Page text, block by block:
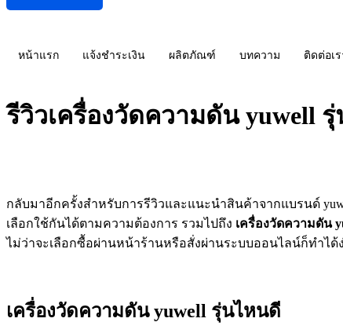
หน้าแรก แจ้งชำระเงิน ผลิตภัณฑ์ บทความ ติดต่อเร
รีวิวเครื่องวัดความดัน yuwell
กลับมาอีกครั้งสำหรับการรีวิวและแนะนำสินค้าจากแบรนด์
เลือกใช้กันได้ตามความต้องการ รวมไปถึง เครื่องวัดความดัน
ไม่ว่าจะเลือกซื้อผ่านหน้าร้านหรือสั่งผ่านระบบออนไลน์ก็ทำได้
เครื่องวัดความดัน yuwell รุ่นไหนดี